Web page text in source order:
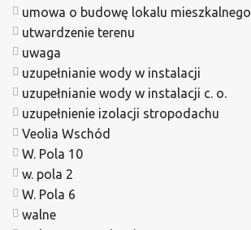
umowa o budowę lokalu mieszkalnego
utwardzenie terenu
uwaga
uzupełnianie wody w instalacji
uzupełnianie wody w instalacji c. o.
uzupełnienie izolacji stropodachu
Veolia Wschód
W. Pola 10
w. pola 2
W. Pola 6
walne